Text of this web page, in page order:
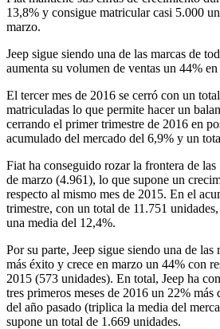
13,8% y consigue matricular casi 5.000
marzo.
Jeep sigue siendo una de las marcas de
aumenta su volumen de ventas un 44%
El tercer mes de 2016 se cerró con un
matriculadas lo que permite hacer un
cerrando el primer trimestre de 2016 en
acumulado del mercado del 6,9% y un
Fiat ha conseguido rozar la frontera de
de marzo (4.961), lo que supone un
respecto al mismo mes de 2015. En el
trimestre, con un total de 11.751
una media del 12,4%.
Por su parte, Jeep sigue siendo una de las
más éxito y crece en marzo un 44% con
2015 (573 unidades). En total, Jeep ha
tres primeros meses de 2016 un 22%
del año pasado (triplica la media del
supone un total de 1.669 unidades.